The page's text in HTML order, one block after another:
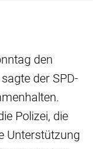
den
der SPD-
Polizei, die
Unterstützung